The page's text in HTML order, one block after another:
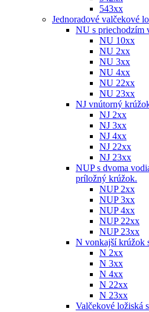
543xx
Jednoradové valčekové
NU s priechodzím
NU 10xx
NU 2xx
NU 3xx
NU 4xx
NU 22xx
NU 23xx
NJ vnútorný
NJ 2xx
NJ 3xx
NJ 4xx
NJ 22xx
NJ 23xx
NUP s dvoma
príložný krúžok.
NUP 2xx
NUP 3xx
NUP 4xx
NUP 22xx
NUP 23xx
N vonkajší krúžok
N 2xx
N 3xx
N 4xx
N 22xx
N 23xx
Valčekové ložiská